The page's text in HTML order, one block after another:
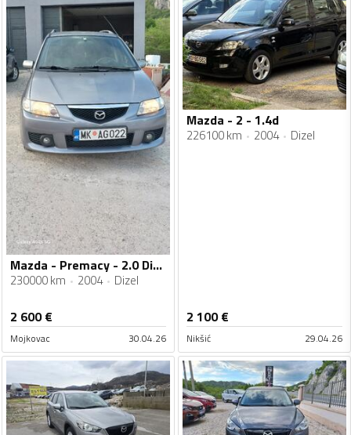
Mazda - Premacy - 2.0 DiTD
230000 km 2004 Dizel
2 600€
Mojkovac 30.04.26
Mazda - 2 - 1.4d
226100 km 2004 Dizel
2 100€
Nikšić 29.04.26